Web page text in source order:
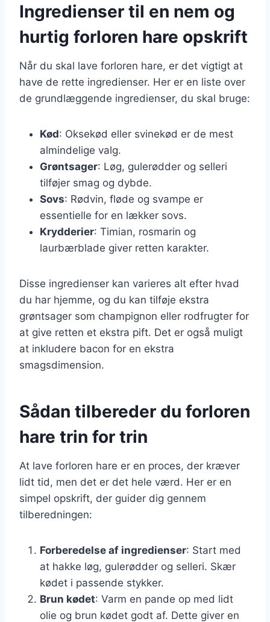
Ingredienser til en nem og
hurtig forloren hare opskrift
Når du skal lave forloren hare, er det vigtigt at
have de rette ingredienser. Her er en liste over
de grundlæggende ingredienser, du skal bruge:
Kød: Oksekød eller svinekød er de mest
almindelige valg.
Grøntsager: Løg, gulerødder og selleri
tilføjer smag og dybde.
Sovs: Rødvin, fløde og svampe er
essentielle for en lækker sovs.
Krydderier: Timian, rosmarin og
laurbærblade giver retten karakter.
Disse ingredienser kan varieres alt efter hvad
du har hjemme, og du kan tilføje ekstra
grøntsager som champignon eller rodfrugter for
at give retten et ekstra pift. Det er også muligt
at inkludere bacon for en ekstra
smagsdimension.
Sådan tilbereder du forloren
hare trin for trin
At lave forloren hare er en proces, der kræver
lidt tid, men det er det hele værd. Her er en
simpel opskrift, der guider dig gennem
tilberedningen:
Forberedelse af ingredienser: Start med
at hakke løg, gulerødder og selleri. Skær
kødet i passende stykker.
Brun kødet: Varm en pande op med lidt
olie og brun kødet godt af. Dette giver en